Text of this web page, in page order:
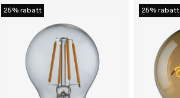
25% rabatt 25% rabatt